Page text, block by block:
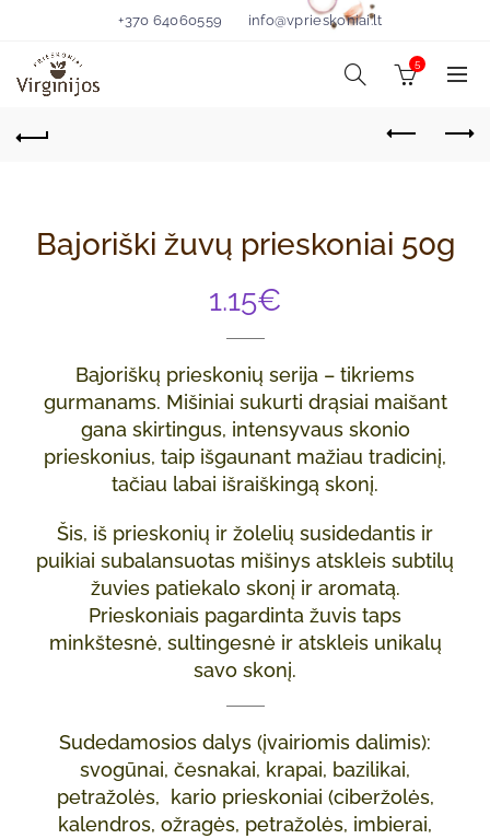
+370 64060559 info@vprieskoniai.lt
5
Bajoriški žuvų prieskoniai 50g
1.15€
Bajoriškų prieskonių serija – tikriems
gurmanams. Mišiniai sukurti drąsiai maišant
gana skirtingus, intensyvaus skonio
prieskonius, taip išgaunant mažiau tradicinį,
tačiau labai išraiškingą skonį.
Šis, iš prieskonių ir žolelių susidedantis ir
puikiai subalansuotas mišinys atskleis subtilų
žuvies patiekalo skonį ir aromatą.
Prieskoniais pagardinta žuvis taps
minkštesnė, sultingesnė ir atskleis unikalų
savo skonį.
Sudedamosios dalys (įvairiomis dalimis):
svogūnai, česnakai, krapai, bazilikai,
petražolės, kario prieskoniai (ciberžolės,
kalendros, ožragės, petražolės, imbierai,